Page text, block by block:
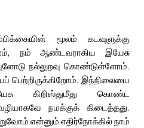
மூலம் கடவுளுக்கு
நம் ஆண்டவராகிய இயேசு
நல்லுறவு கொண்டுள்ளோம்.
பெற்றிருக்கிறோம். இந்நிலையை
கிறிஸ்துமீது கொண்ட
நமக்குக் கிடைத்தது.
என்னும் எதிர்நோக்கில் நாம்